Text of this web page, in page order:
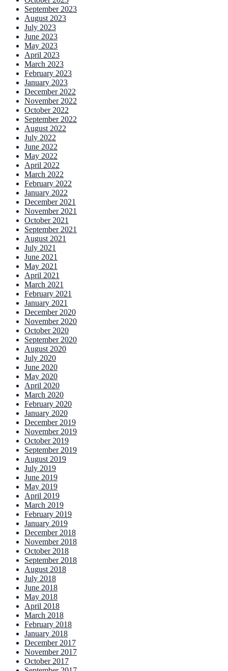
September 2023
August 2023
July 2023
June 2023
May 2023
April 2023
March 2023
February 2023
January 2023
December 2022
November 2022
October 2022
September 2022
August 2022
July 2022
June 2022
May 2022
April 2022
March 2022
February 2022
January 2022
December 2021
November 2021
October 2021
September 2021
August 2021
July 2021
June 2021
May 2021
April 2021
March 2021
February 2021
January 2021
December 2020
November 2020
October 2020
September 2020
August 2020
July 2020
June 2020
May 2020
April 2020
March 2020
February 2020
January 2020
December 2019
November 2019
October 2019
September 2019
August 2019
July 2019
June 2019
May 2019
April 2019
March 2019
February 2019
January 2019
December 2018
November 2018
October 2018
September 2018
August 2018
July 2018
June 2018
May 2018
April 2018
March 2018
February 2018
January 2018
December 2017
November 2017
October 2017